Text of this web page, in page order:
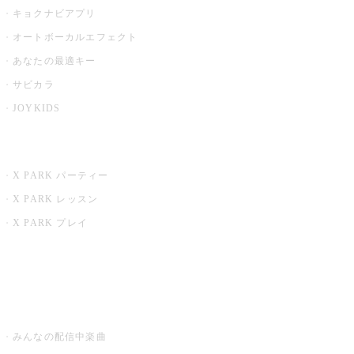
キョクナビアプリ
オートボーカルエフェクト
あなたの最適キー
サビカラ
JOYKIDS
X PARK パーティー
X PARK レッスン
X PARK プレイ
みんなの配信中楽曲